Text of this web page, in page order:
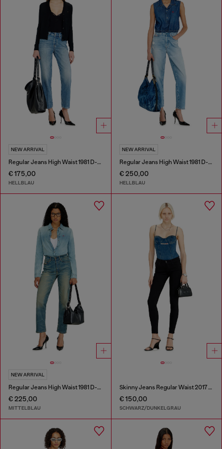
NEW ARRIVAL
Regular Jeans High Waist 1981 D-Went
€ 175,00
HELLBLAU
NEW ARRIVAL
Regular Jeans High Waist 1981 D-Went
€ 250,00
HELLBLAU
NEW ARRIVAL
Regular Jeans High Waist 1981 D-Went
€ 225,00
MITTELBLAU
Skinny Jeans Regular Waist 2017 Slandy
€ 150,00
SCHWARZ/DUNKELGRAU